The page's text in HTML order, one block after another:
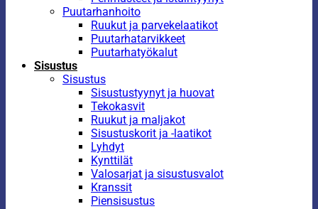
Puutarhanhoito
Ruukut ja parvekelaatikot
Puutarhatarvikkeet
Puutarhatyökalut
Sisustus
Sisustus
Sisustustyynyt ja huovat
Tekokasvit
Ruukut ja maljakot
Sisustuskorit ja -laatikot
Lyhdyt
Kynttilät
Valosarjat ja sisustusvalot
Kranssit
Piensisustus